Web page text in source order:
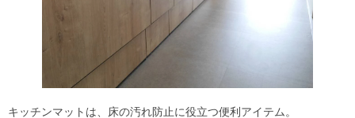
キッチンマットは、床の汚れ防止に役立つ便利アイテム。